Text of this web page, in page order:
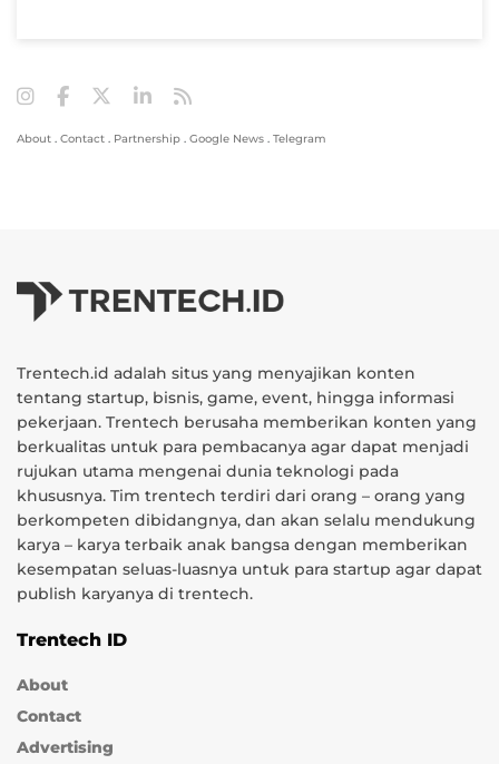
About . Contact . Partnership . Google News . Telegram
Trentech.id adalah situs yang menyajikan konten
tentang startup, bisnis, game, event, hingga informasi
pekerjaan. Trentech berusaha memberikan konten yang
berkualitas untuk para pembacanya agar dapat menjadi
rujukan utama mengenai dunia teknologi pada
khususnya. Tim trentech terdiri dari orang – orang yang
berkompeten dibidangnya, dan akan selalu mendukung
karya – karya terbaik anak bangsa dengan memberikan
kesempatan seluas-luasnya untuk para startup agar dapat
publish karyanya di trentech.
Trentech ID
About
Contact
Advertising